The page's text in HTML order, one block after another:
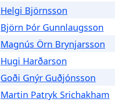
Helgi Björnsson
Björn Þór Gunnlaugsson
Magnús Örn Brynjarsson
Hugi Harðarson
Goði Gnýr Guðjónsson
Martin Patryk Srichakham